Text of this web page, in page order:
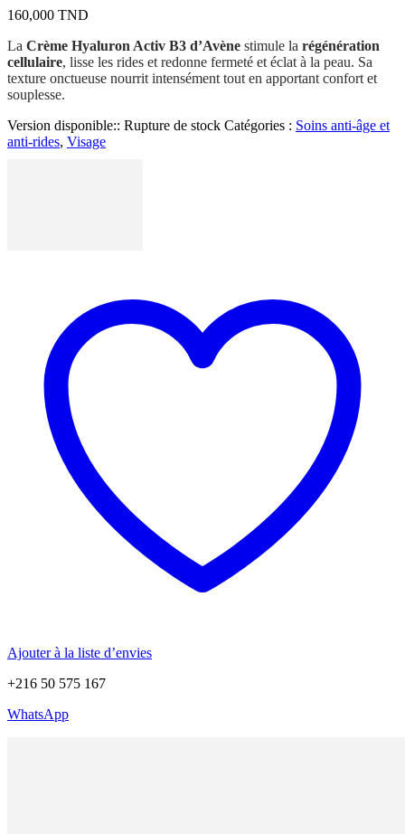
160,000 TND
La Crème Hyaluron Activ B3 d’Avène stimule la régénération
cellulaire, lisse les rides et redonne fermeté et éclat à la peau. Sa
texture onctueuse nourrit intensément tout en apportant confort et
souplesse.
Version disponible:: Rupture de stock Catégories : Soins anti-âge et
anti-rides, Visage
Ajouter à la liste d’envies
+216 50 575 167
WhatsApp